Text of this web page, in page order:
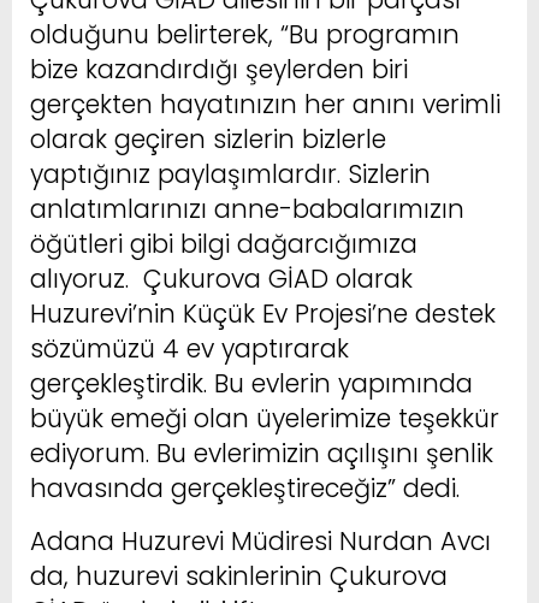
olduğunu belirterek, “Bu programın
bize kazandırdığı şeylerden biri
gerçekten hayatınızın her anını verimli
olarak geçiren sizlerin bizlerle
yaptığınız paylaşımlardır. Sizlerin
anlatımlarınızı anne-babalarımızın
öğütleri gibi bilgi dağarcığımıza
alıyoruz. Çukurova GİAD olarak
Huzurevi’nin Küçük Ev Projesi’ne destek
sözümüzü 4 ev yaptırarak
gerçekleştirdik. Bu evlerin yapımında
büyük emeği olan üyelerimize teşekkür
ediyorum. Bu evlerimizin açılışını şenlik
havasında gerçekleştireceğiz” dedi.
Adana Huzurevi Müdiresi Nurdan Avcı
da, huzurevi sakinlerinin Çukurova